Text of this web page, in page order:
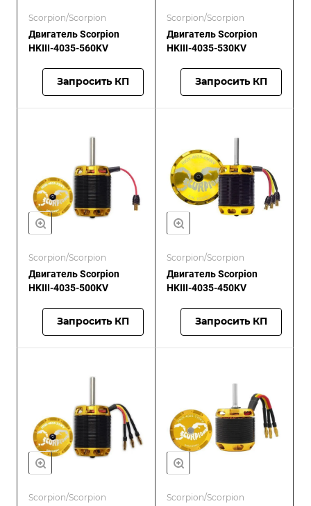
Scorpion/Scorpion
Двигатель Scorpion
HKIII-4035-560KV
Запросить КП
Scorpion/Scorpion
Двигатель Scorpion
HKIII-4035-530KV
Запросить КП
Scorpion/Scorpion
Двигатель Scorpion
HKIII-4035-500KV
Запросить КП
Scorpion/Scorpion
Двигатель Scorpion
HKIII-4035-450KV
Запросить КП
Scorpion/Scorpion Scorpion/Scorpion